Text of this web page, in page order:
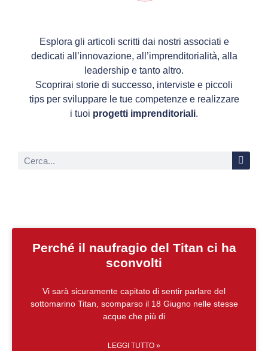
Esplora gli articoli scritti dai nostri associati e
dedicati all’innovazione, all’imprenditorialità, alla
leadership e tanto altro.
Scoprirai storie di successo, interviste e piccoli
tips per sviluppare le tue competenze e realizzare
i tuoi progetti imprenditoriali.
Perché il naufragio del Titan ci ha
sconvolti
Vi sarà sicuramente capitato di sentir parlare del
sottomarino Titan, scomparso il 18 Giugno nelle stesse
acque che più di
LEGGI TUTTO »